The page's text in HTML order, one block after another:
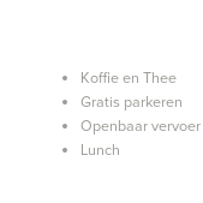
Koffie en Thee
Gratis parkeren
Openbaar vervoer
Lunch